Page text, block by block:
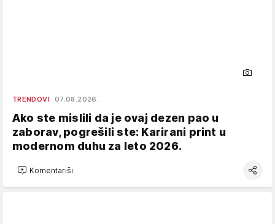
TRENDOVI 07.08.2026.
Ako ste mislili da je ovaj dezen pao u
zaborav, pogrešili ste: Karirani print u
modernom duhu za leto 2026.
Komentariši